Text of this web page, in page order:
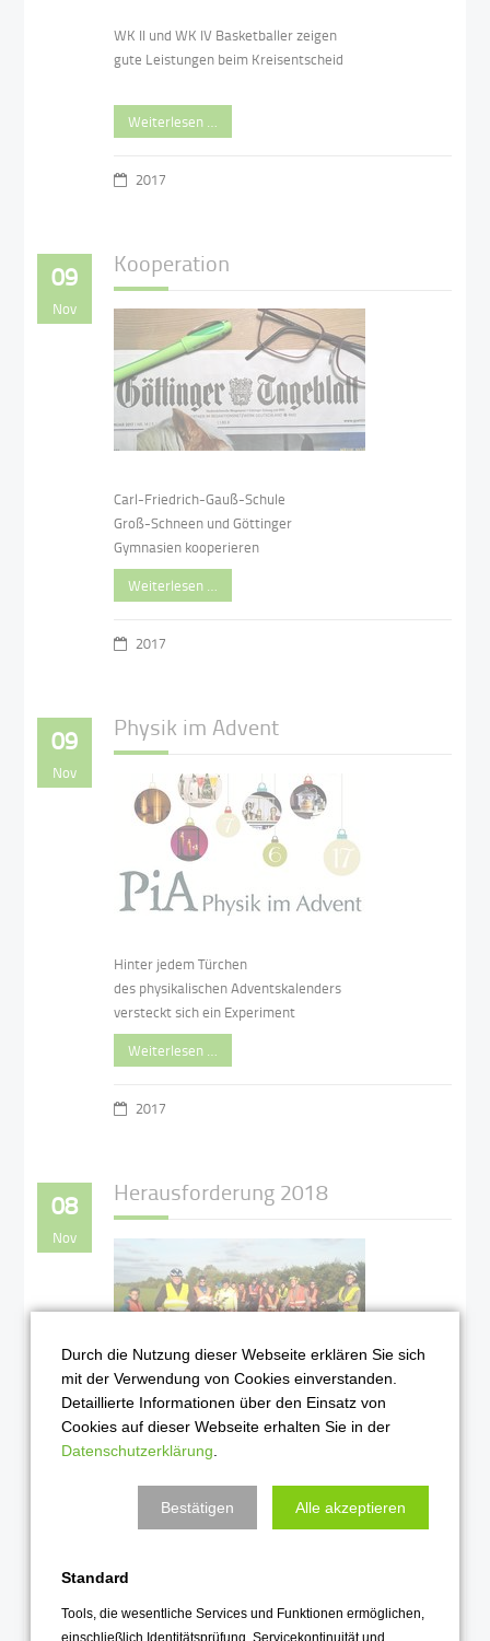
WK II und WK IV Basketballer zeigen
gute Leistungen beim Kreisentscheid
Weiterlesen …
2017
09
Nov
Kooperation
Carl-Friedrich-Gauß-Schule
Groß-Schneen und Göttinger
Gymnasien kooperieren
Weiterlesen …
2017
09
Nov
Physik im Advent
Hinter jedem Türchen
des physikalischen Adventskalenders
versteckt sich ein Experiment
Weiterlesen …
2017
08
Nov
Herausforderung 2018
Beim Herausforderungsprojekt steht
dieses Schuljahr schon der 5. Durchgang
Weiterlesen …
Durch die Nutzung dieser Webseite erklären Sie sich
mit der Verwendung von Cookies einverstanden.
Detaillierte Informationen über den Einsatz von
Cookies auf dieser Webseite erhalten Sie in der
Datenschutzerklärung
Bestätigen Alle akzeptieren
Standard
Tools, die wesentliche Services und Funktionen ermöglichen,
einschließlich Identitätsprüfung, Servicekontinuität und